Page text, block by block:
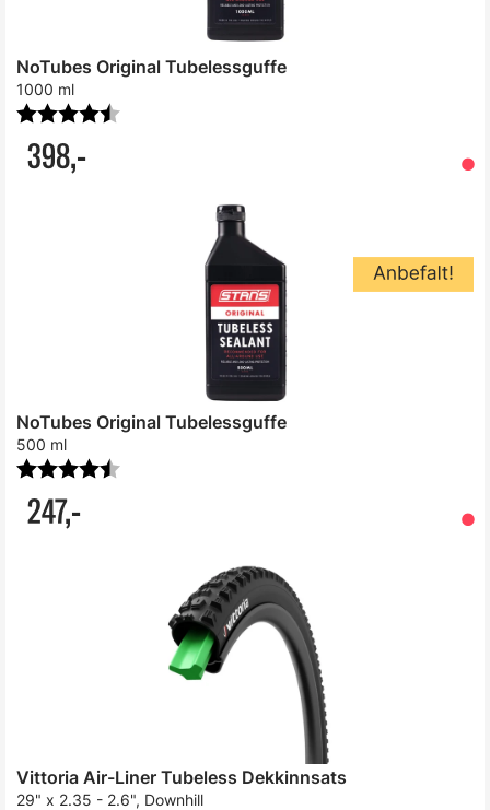
NoTubes Original Tubelessguffe
1000 ml
398,-
Karakter:
NoTubes Original Tubelessguffe
500 ml
247,-
Karakter:
Vittoria Air-Liner Tubeless Dekkinnsats
29" x 2.35 - 2.6", Downhill